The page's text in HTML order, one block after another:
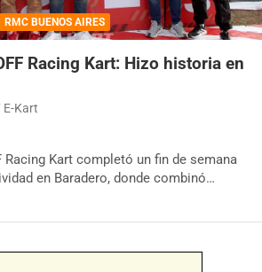
RMC BUENOS AIRES
Racing Kart: Hizo historia en
E-Kart
Racing Kart completó un fin de semana
en Baradero, donde combinó…